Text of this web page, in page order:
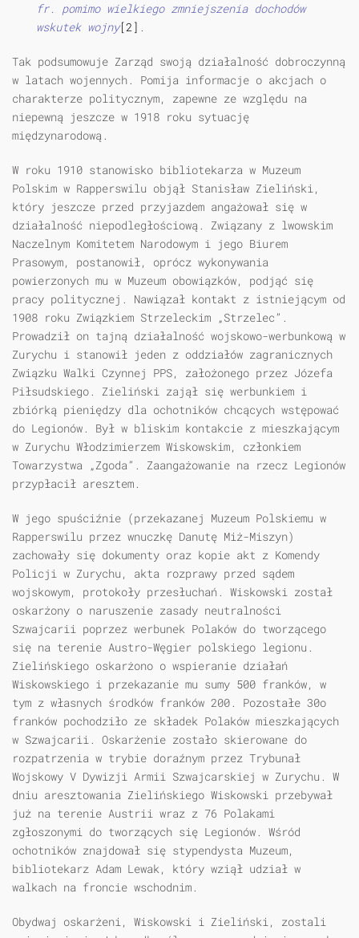
fr. pomimo wielkiego zmniejszenia dochodów
wskutek wojny[2] .
Tak podsumowuje Zarząd swoją działalność dobroczynną
w latach wojennych. Pomija informacje o akcjach o
charakterze politycznym, zapewne ze względu na
niepewną jeszcze w 1918 roku sytuację
międzynarodową.
W roku 1910 stanowisko bibliotekarza w Muzeum
Polskim w Rapperswilu objął Stanisław Zieliński,
który jeszcze przed przyjazdem angażował się w
działalność niepodległościową. Związany z lwowskim
Naczelnym Komitetem Narodowym i jego Biurem
Prasowym, postanowił, oprócz wykonywania
powierzonych mu w Muzeum obowiązków, podjąć się
pracy politycznej. Nawiązał kontakt z istniejącym od
1908 roku Związkiem Strzeleckim „Strzelec”.
Prowadził on tajną działalność wojskowo-werbunkową w
Zurychu i stanowił jeden z oddziałów zagranicznych
Związku Walki Czynnej PPS, założonego przez Józefa
Piłsudskiego. Zieliński zajął się werbunkiem i
zbiórką pieniędzy dla ochotników chcących wstępować
do Legionów. Był w bliskim kontakcie z mieszkającym
w Zurychu Włodzimierzem Wiskowskim, członkiem
Towarzystwa „Zgoda”. Zaangażowanie na rzecz Legionów
przypłacił aresztem.
W jego spuściźnie (przekazanej Muzeum Polskiemu w
Rapperswilu przez wnuczkę Danutę Miż-Miszyn)
zachowały się dokumenty oraz kopie akt z Komendy
Policji w Zurychu, akta rozprawy przed sądem
wojskowym, protokoły przesłuchań. Wiskowski został
oskarżony o naruszenie zasady neutralności
Szwajcarii poprzez werbunek Polaków do tworzącego
się na terenie Austro-Węgier polskiego legionu.
Zielińskiego oskarżono o wspieranie działań
Wiskowskiego i przekazanie mu sumy 500 franków, w
tym z własnych środków franków 200. Pozostałe 30o
franków pochodziło ze składek Polaków mieszkających
w Szwajcarii. Oskarżenie zostało skierowane do
rozpatrzenia w trybie doraźnym przez Trybunał
Wojskowy V Dywizji Armii Szwajcarskiej w Zurychu. W
dniu aresztowania Zielińskiego Wiskowski przebywał
już na terenie Austrii wraz z 76 Polakami
zgłoszonymi do tworzących się Legionów. Wśród
ochotników znajdował się stypendysta Muzeum,
bibliotekarz Adam Lewak, który wziął udział w
walkach na froncie wschodnim.
Obydwaj oskarżeni, Wiskowski i Zieliński, zostali